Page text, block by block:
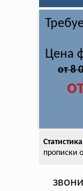
Цена
от 8
Статистика
прописки